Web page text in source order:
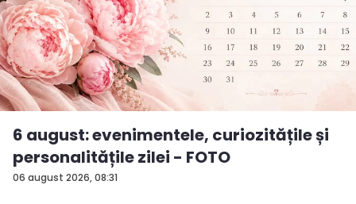
06 august 2026, 08:31
6 august: evenimentele, curiozitățile și
personalitățile zilei - FOTO